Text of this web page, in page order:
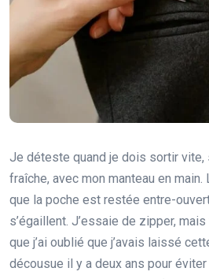
Je déteste quand je dois sortir vite,
fraîche, avec mon manteau en
que la poche est restée entre-
s’égaillent. J’essaie de zipper,
que j’ai oublié que j’avais laissé
décousue il y a deux ans pour